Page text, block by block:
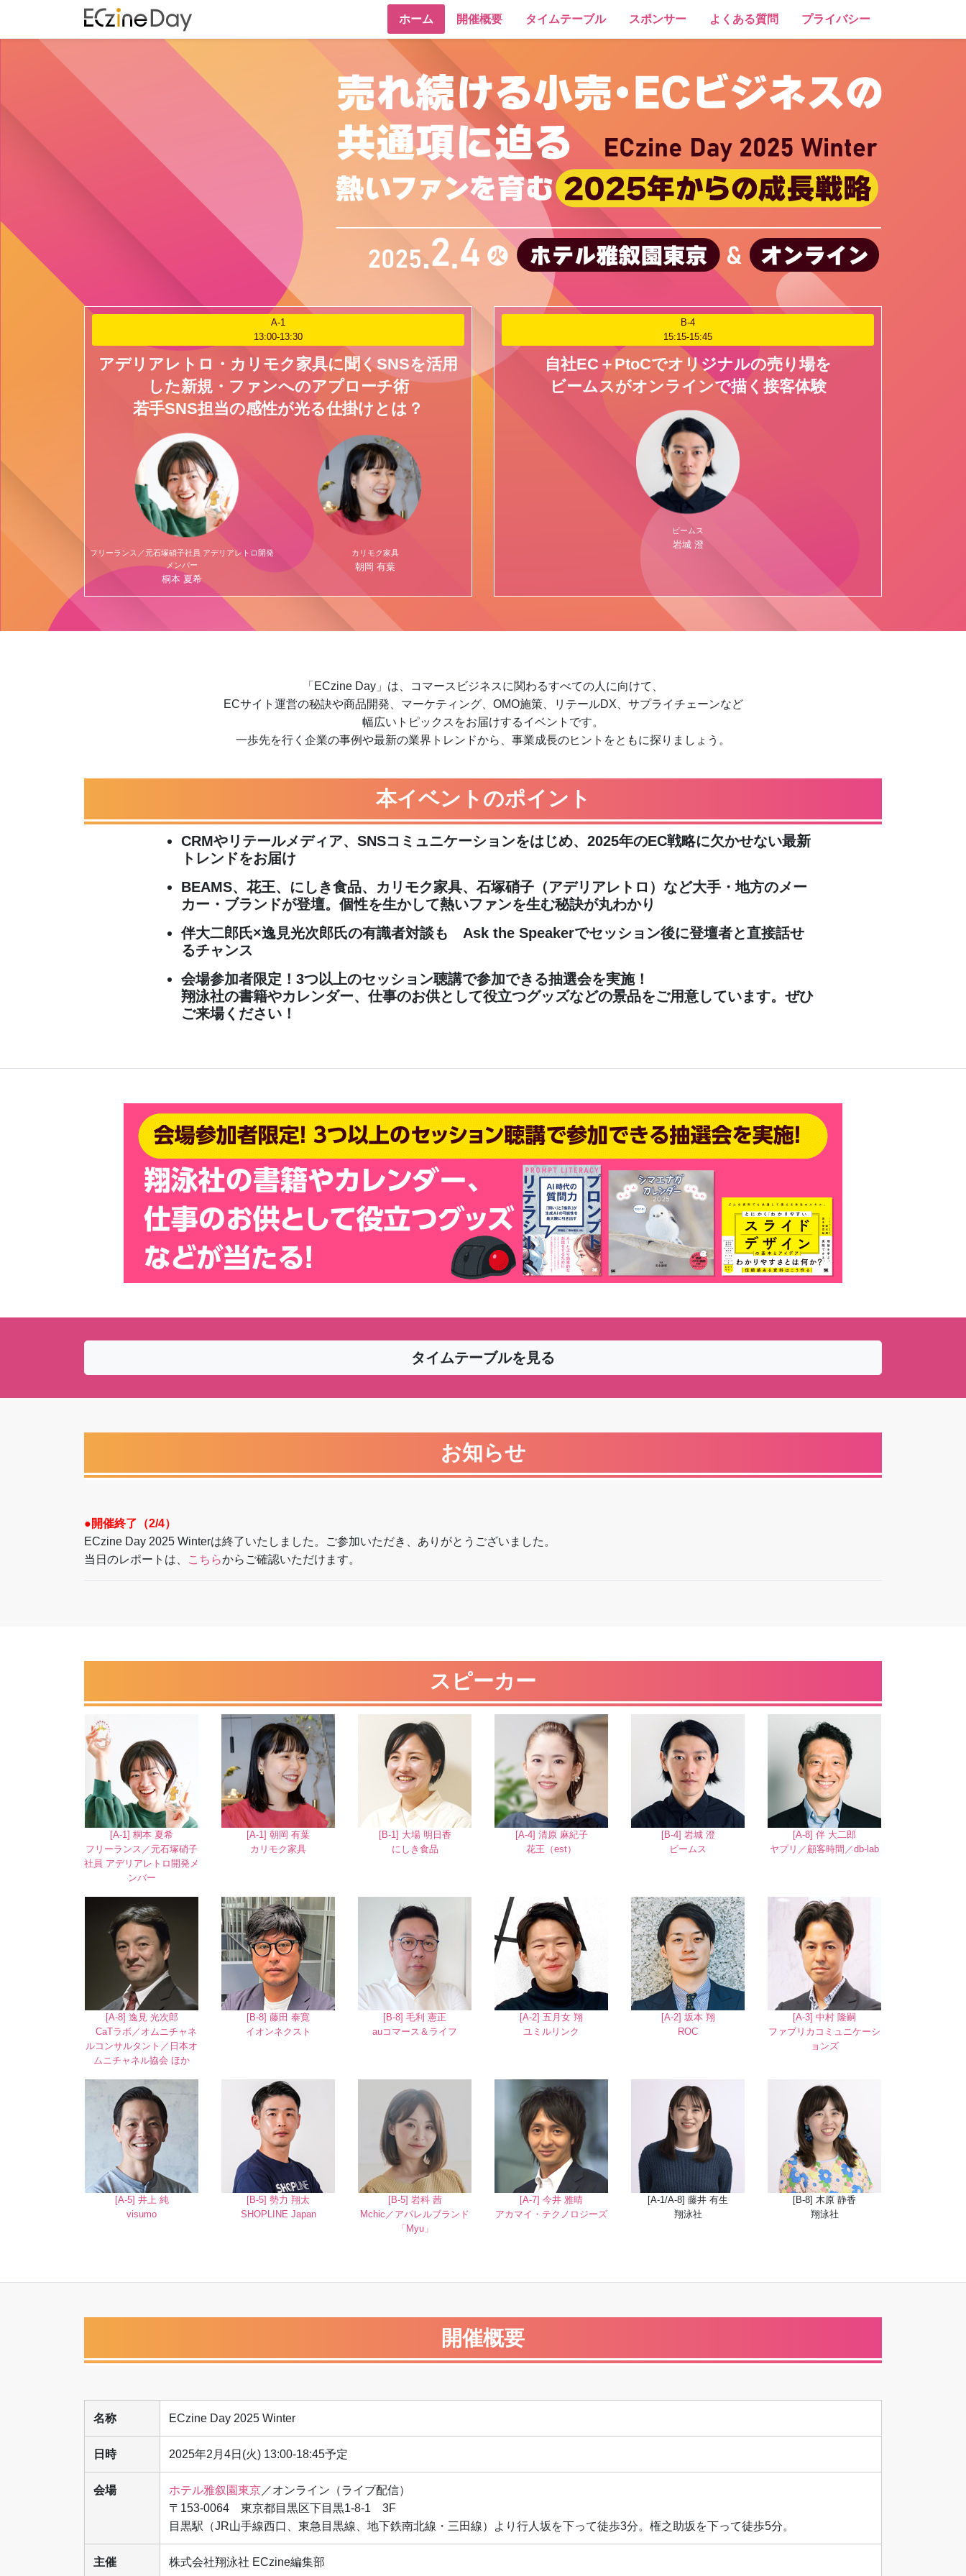
ホーム 開催概要 タイムテーブル スポンサー よくある質問 プライバシー
A-1
13:00‐13:30
アデリアレトロ・カリモク家具に聞くSNSを活用
した新規・ファンへのアプローチ術
若手SNS担当の感性が光る仕掛けとは？
フリーランス／元石塚硝子社員 アデリアレトロ開発
メンバー
桐本 夏希
カリモク家具
朝岡 有葉
B-4
15:15‐15:45
自社EC＋PtoCでオリジナルの売り場を
ビームスがオンラインで描く接客体験
ビームス
岩城 澄
「ECzine Day」は、コマースビジネスに関わるすべての人に向けて、
ECサイト運営の秘訣や商品開発、マーケティング、OMO施策、リテールDX、サプライチェーンなど
幅広いトピックスをお届けするイベントです。
一歩先を行く企業の事例や最新の業界トレンドから、事業成長のヒントをともに探りましょう。
本イベントのポイント
CRMやリテールメディア、SNSコミュニケーションをはじめ、2025年のEC戦略に欠かせない最新
トレンドをお届け
BEAMS、花王、にしき食品、カリモク家具、石塚硝子（アデリアレトロ）など大手・地方のメー
カー・ブランドが登壇。個性を生かして熱いファンを生む秘訣が丸わかり
伴大二郎氏×逸見光次郎氏の有識者対談も Ask the Speakerでセッション後に登壇者と直接話せ
るチャンス
会場参加者限定！3つ以上のセッション聴講で参加できる抽選会を実施！
翔泳社の書籍やカレンダー、仕事のお供として役立つグッズなどの景品をご用意しています。ぜひ
ご来場ください！
タイムテーブルを見る
お知らせ
●開催終了（2/4）
ECzine Day 2025 Winterは終了いたしました。ご参加いただき、ありがとうございました。
当日のレポートは、
こちらからご確認いただけます。
スピーカー
[A-1] 桐本 夏希
フリーランス／元石塚硝子
社員 アデリアレトロ開発メ
ンバー
[A-1] 朝岡 有葉
カリモク家具
[B-1] 大場 明日香
にしき食品
[A-4] 清原 麻紀子
花王（est）
[B-4] 岩城 澄
ビームス
[A-8] 伴 大二郎
ヤプリ／顧客時間／db-lab
[A-8] 逸見 光次郎
CaTラボ／オムニチャネ
ルコンサルタント／日本オ
ムニチャネル協会 ほか
[B-8] 藤田 泰寛
イオンネクスト
[B-8] 毛利 憲正
auコマース＆ライフ
[A-2] 五月女 翔
ユミルリンク
[A-2] 坂本 翔
ROC
[A-3] 中村 隆嗣
ファブリカコミュニケーシ
ョンズ
[A-5] 井上 純
visumo
[B-5] 勢力 翔太
SHOPLINE Japan
[B-5] 岩科 茜
Mchic／アパレルブランド
「Myu」
[A-7] 今井 雅晴
アカマイ・テクノロジーズ
[A-1/A-8] 藤井 有生
翔泳社
[B-8] 木原 静香
翔泳社
開催概要
名称 ECzine Day 2025 Winter
日時 2025年2月4日(火) 13:00-18:45予定
会場 ホテル雅叙園東京 ／オンライン（ライブ配信）
〒153-0064 東京都目黒区下目黒1-8-1 3F
目黒駅（JR山手線西口、東急目黒線、地下鉄南北線・三田線）より行人坂を下って徒歩3分。権之助坂を下って徒歩5分。
主催 株式会社翔泳社 ECzine編集部